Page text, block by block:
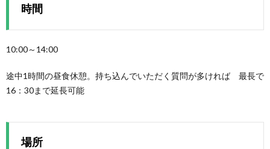
時間
10:00～14:00
途中1時間の昼食休憩。持ち込んでいただく質問が多ければ 最長で
16：30まで延長可能
場所